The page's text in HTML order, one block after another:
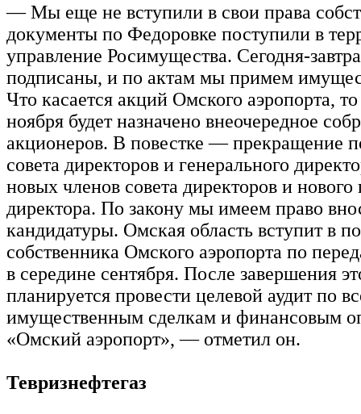
— Мы еще не вступили в свои права
документы по Федоровке поступили в
управление Росимущества. Сегодня-
подписаны, и по актам мы примем
Что касается акций Омского аэропорта,
ноября будет назначено внеочередное
акционеров. В повестке — прекращение
совета директоров и генерального
новых членов совета директоров и нового
директора. По закону мы имеем право
кандидатуры. Омская область вступит в
собственника Омского аэропорта по
в середине сентября. После завершения
планируется провести целевой аудит по
имущественным сделкам и финансовым
«Омский аэропорт», — отметил он.
Тевризнефтегаз